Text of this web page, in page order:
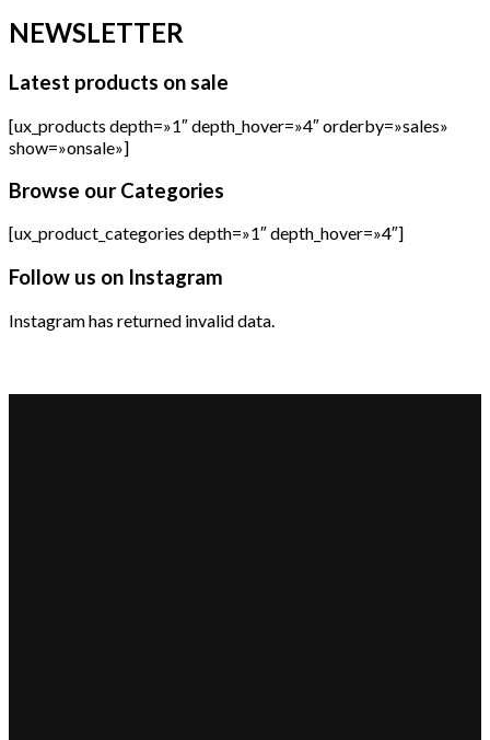
NEWSLETTER
Latest products on sale
[ux_products depth=»1″ depth_hover=»4″ orderby=»sales»
show=»onsale»]
Browse our Categories
[ux_product_categories depth=»1″ depth_hover=»4″]
Follow us on Instagram
Instagram has returned invalid data.